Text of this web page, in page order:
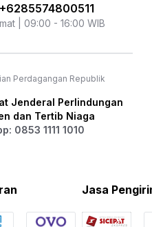
+6285574800511
| 09:00 - 16:00 WIB
Perdagangan Republik
Jenderal Perlindungan
dan Tertib Niaga
0853 1111 1010
Jasa